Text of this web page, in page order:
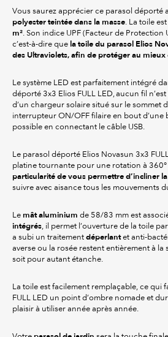
Vous saurez apprécier ce parasol déporté
polyester teintée dans la masse. La toile
m². Son indice UPF (Facteur de Protection
c’est-à-dire que la toile du parasol Elios
des Ultraviolets, afin de protéger au
Le système LED est parfaitement intégré
déporté 3x3 Elios FULL LED, aucun fil
d’un chargeur solaire situé sur le sommet
interrupteur ON/OFF filaire en bout d’une
possible en connectant le câble USB.
Le parasol déporté Elios Novasun 3x3
platine tournante pour une rotation à 360°
particularité de vous permettre d’incliner
suivre avec aisance tous les mouvements
Le mât aluminium de 58/83 mm est
intégrés, il permet l’ouverture de la toile
a subi un traitement déperlantet anti-
averse ou la rosée restent entièrement à la
soit pour autant étanche.
La toile est facilement remplaçable, ce qui
FULL LED un point d’ombre nomade et
plaisir à utiliser année après année.